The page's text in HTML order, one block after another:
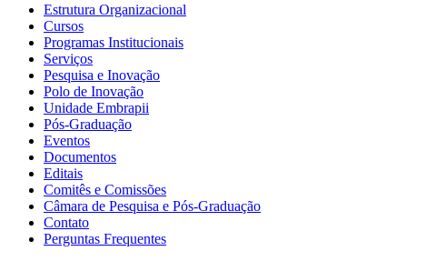
Estrutura Organizacional
Cursos
Programas Institucionais
Serviços
Pesquisa e Inovação
Polo de Inovação
Unidade Embrapii
Pós-Graduação
Eventos
Documentos
Editais
Comitês e Comissões
Câmara de Pesquisa e Pós-Graduação
Contato
Perguntas Frequentes